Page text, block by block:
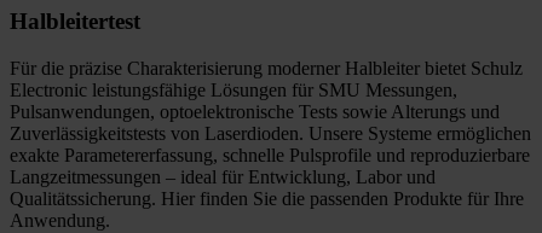
Halbleitertest
Für die präzise Charakterisierung moderner Halbleiter bietet Schulz
Electronic leistungsfähige Lösungen für SMU Messungen,
Pulsanwendungen, optoelektronische Tests sowie Alterungs und
Zuverlässigkeitstests von Laserdioden. Unsere Systeme ermöglichen
exakte Parametererfassung, schnelle Pulsprofile und reproduzierbare
Langzeitmessungen – ideal für Entwicklung, Labor und
Qualitätssicherung. Hier finden Sie die passenden Produkte für Ihre
Anwendung.